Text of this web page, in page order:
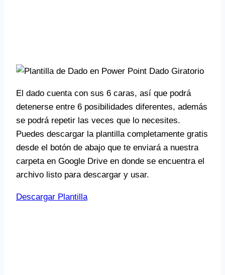
El dado cuenta con sus 6 caras, así que podrá
detenerse entre 6 posibilidades diferentes, además
se podrá repetir las veces que lo necesites.
Puedes descargar la plantilla completamente gratis
desde el botón de abajo que te enviará a nuestra
carpeta en Google Drive en donde se encuentra el
archivo listo para descargar y usar.
Descargar Plantilla